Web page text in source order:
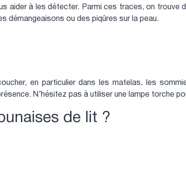
aider à les détecter. Parmi ces traces, on
démangeaisons ou des piqûres sur la peau.
en particulier dans les matelas, les
N’hésitez pas à utiliser une lampe torche
de lit ?